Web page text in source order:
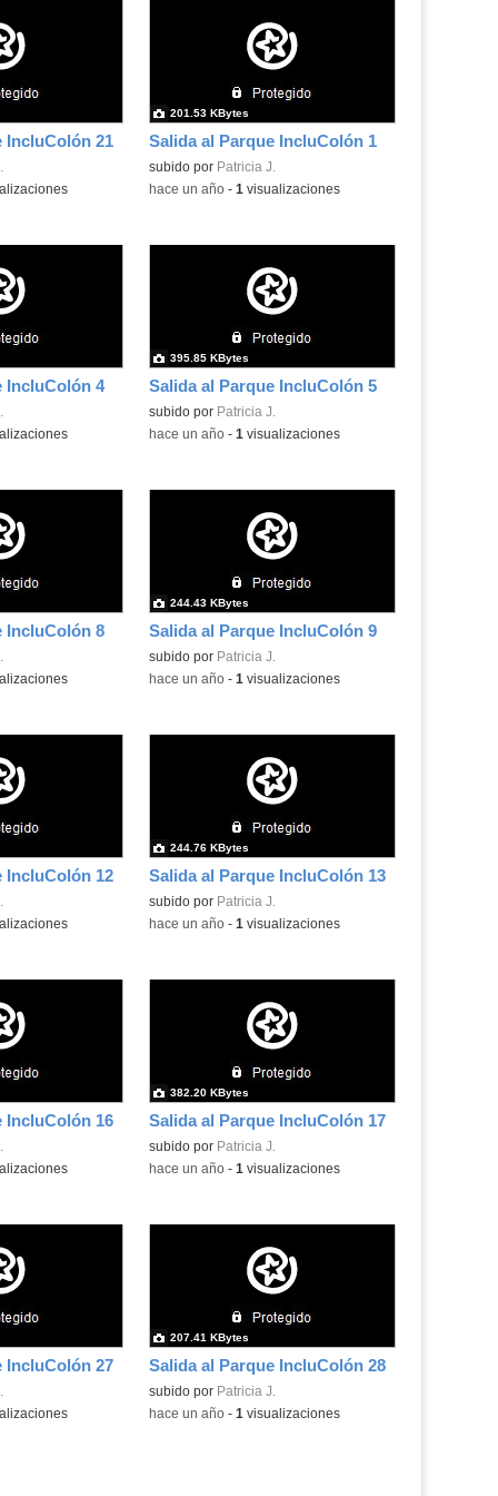
IncluColón 21 Salida al Parque IncluColón 1
subido por Patricia J.
201.53 KBytes
-hace un año- 1 visualizaciones
IncluColón 4 Salida al Parque IncluColón 5
subido por Patricia J.
395.85 KBytes
-hace un año- 1 visualizaciones
IncluColón 8 Salida al Parque IncluColón 9
subido por Patricia J.
244.43 KBytes
-hace un año- 1 visualizaciones
IncluColón 12 Salida al Parque IncluColón 13
subido por Patricia J.
244.76 KBytes
-hace un año- 1 visualizaciones
IncluColón 16 Salida al Parque IncluColón 17
subido por Patricia J.
382.20 KBytes
-hace un año- 1 visualizaciones
IncluColón 27 Salida al Parque IncluColón 28
subido por Patricia J.
207.41 KBytes
-hace un año- 1 visualizaciones